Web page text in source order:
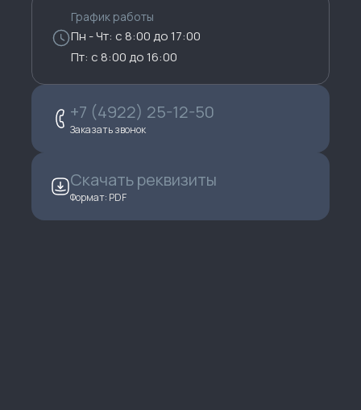
График работы
Пн - Чт: с 8:00 до 17:00
Пт: с 8:00 до 16:00
+7 (4922) 25-12-50
Заказать звонок
Скачать реквизиты
Формат: PDF